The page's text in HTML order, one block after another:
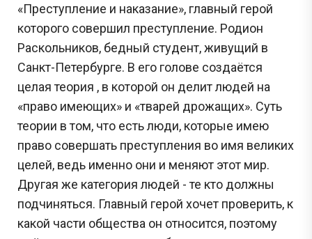
«Преступление и наказание», главный герой
которого совершил преступление. Родион
Раскольников, бедный студент, живущий в
Санкт-Петербурге. В его голове создаётся
целая теория , в которой он делит людей на
«право имеющих» и «тварей дрожащих». Суть
теории в том, что есть люди, которые имею
право совершать преступления во имя великих
целей, ведь именно они и меняют этот мир.
Другая же категория людей - те кто должны
подчиняться. Главный герой хочет проверить, к
какой части общества он относится, поэтому
Сливы ЕГЭ в Telegram
*
Подпишись и получай бесплатно
задания с Дальнего востока!